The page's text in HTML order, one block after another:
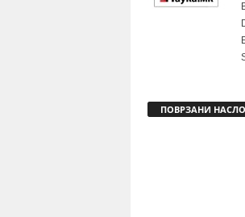
ПОВРЗАНИ